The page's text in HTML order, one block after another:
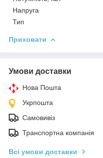
Напруга
Тип
Приховати
Умови доставки
Нова Пошта
Укрпошта
Самовивіз
Транспортна компанія
Всі умови доставки